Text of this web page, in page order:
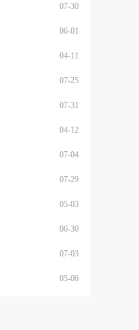
07-30
06-01
04-11
07-25
07-31
04-12
07-04
07-29
05-03
06-30
07-03
05-06